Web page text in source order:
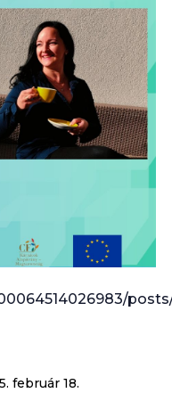
február 18.